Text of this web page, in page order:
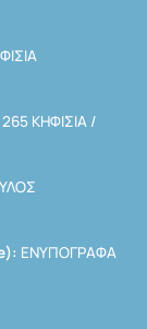
ΚΗΦΙΣΙΑ /
ΕΝΥΠΟΓΡΑΦΑ